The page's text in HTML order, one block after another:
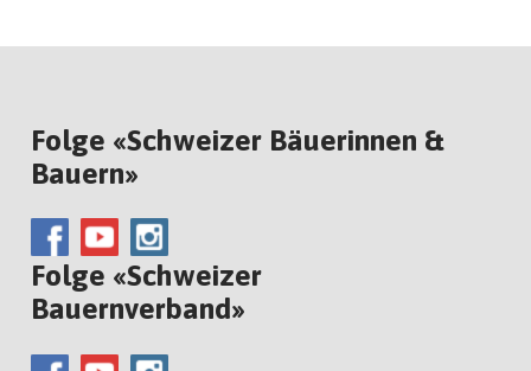
Folge «Schweizer Bäuerinnen &
Bauern»
Folge «Schweizer
Bauernverband»